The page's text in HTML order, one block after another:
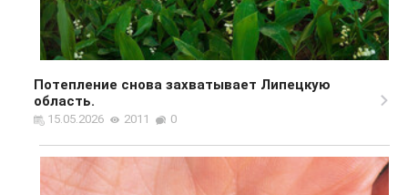
Потепление снова захватывает Липецкую
область.
15.05.2026 2011 0